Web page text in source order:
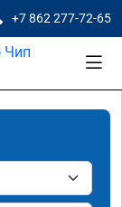
+7 862 277-72-65